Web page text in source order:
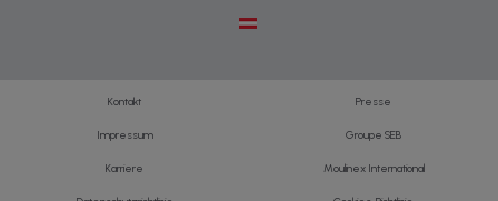
Kontakt Presse
Impressum Groupe SEB
Karriere Moulinex International